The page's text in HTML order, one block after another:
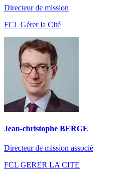
Directeur de mission
FCL Gérer la Cité
Jean-christophe BERGE
Directeur de mission associé
FCL GERER LA CITE